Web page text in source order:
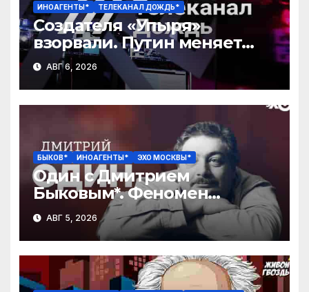
ИНОАГЕНТЫ* ТЕЛЕКАНАЛ ДОЖДЬ*
Создателя «Упыря»
взорвали. Путин меняет
командующих. VPN массово
блокируют
АВГ 6, 2026
БЫКОВ* ИНОАГЕНТЫ* ЭХО МОСКВЫ*
Один с Дмитрием
Быковым*. Феномен
Шекспира / 05.08.26
АВГ 5, 2026